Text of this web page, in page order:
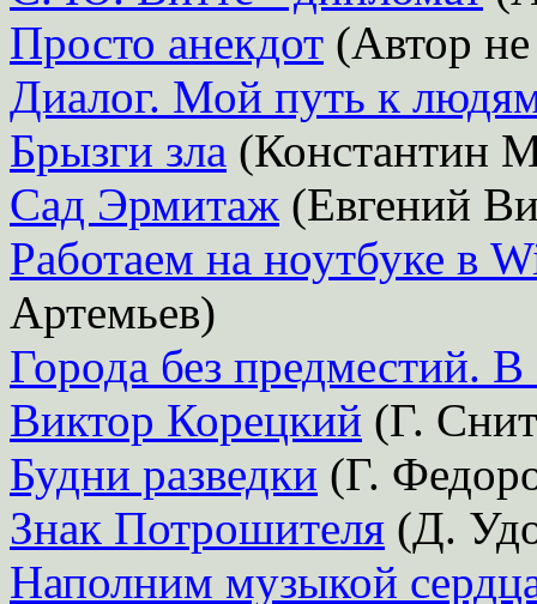
Просто анекдот (Автор не
Диалог. Мой путь к
Брызги зла (Константин
Сад Эрмитаж (Евгений
Работаем на ноутбуке в
Артемьев)
Города без предместий.
Виктор Корецкий (Г.
Будни разведки (Г.
Знак Потрошителя (Д.
Наполним музыкой